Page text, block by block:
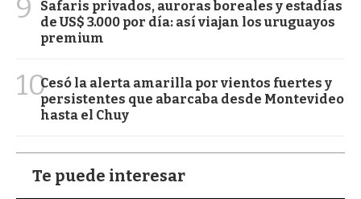
9
Safaris privados, auroras boreales y estadías
de US$ 3.000 por día: así viajan los uruguayos
premium
10Cesó la alerta amarilla por vientos fuertes y
persistentes que abarcaba desde Montevideo
hasta el Chuy
Te puede interesar